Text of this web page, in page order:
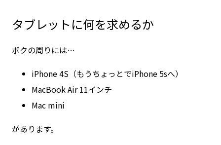
タブレットに何を求めるか
ボクの周りには…
iPhone 4S（もうちょっとでiPhone 5sへ）
MacBook Air 11インチ
Mac mini
があります。